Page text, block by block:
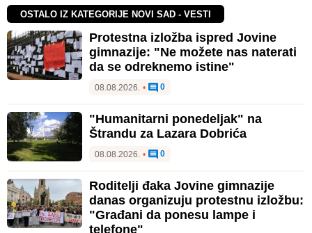
OSTALO IZ KATEGORIJE NOVI SAD - VESTI
Protestna izložba ispred Jovine
gimnazije: "Ne možete nas naterati
da se odreknemo istine"
08.08.2026. • 0
"Humanitarni ponedeljak" na
Štrandu za Lazara Dobrića
08.08.2026. • 0
Roditelji đaka Jovine gimnazije
danas organizuju protestnu izložbu:
"Građani da ponesu lampe i
telefone"